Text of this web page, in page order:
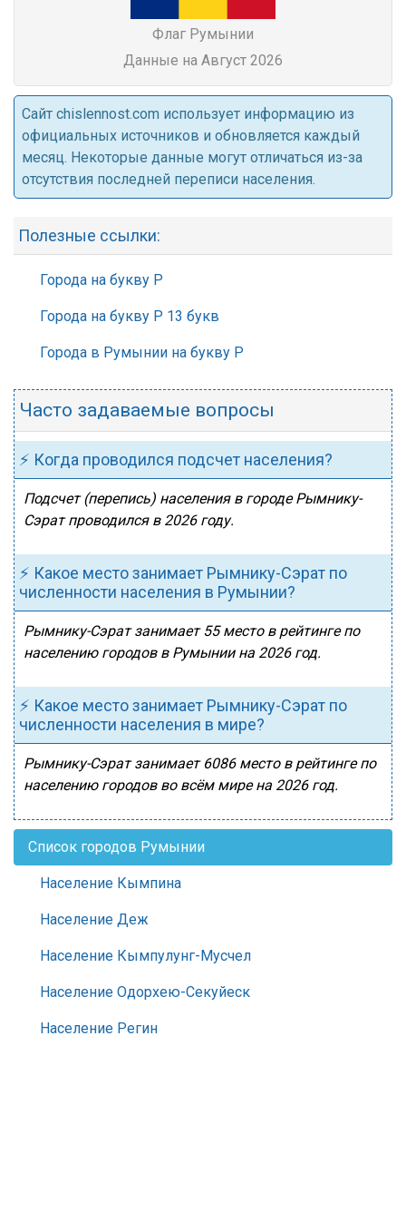
Флаг Румынии
Данные на Август 2026
Cайт chislennost.com использует информацию из
официальных источников и обновляется каждый
месяц. Некоторые данные могут отличаться из-за
отсутствия последней переписи населения.
Полезные ссылки:
Города на букву Р
Города на букву Р 13 букв
Города в Румынии на букву Р
Часто задаваемые вопросы
⚡ Когда проводился подсчет населения?
Подсчет (перепись) населения в городе Рымнику-
Сэрат проводился в 2026 году.
⚡ Какое место занимает Рымнику-Сэрат по
численности населения в Румынии?
Рымнику-Сэрат занимает 55 место в рейтинге по
населению городов в Румынии на 2026 год.
⚡ Какое место занимает Рымнику-Сэрат по
численности населения в мире?
Рымнику-Сэрат занимает 6086 место в рейтинге по
населению городов во всём мире на 2026 год.
Список городов Румынии
Население Кымпина
Население Деж
Население Кымпулунг-Мусчел
Население Одорхею-Секуйеск
Население Регин